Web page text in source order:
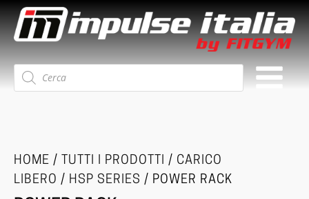
Ricerca
prodotti
HOME / TUTTI I PRODOTTI / CARICO
LIBERO / HSP SERIES / POWER RACK